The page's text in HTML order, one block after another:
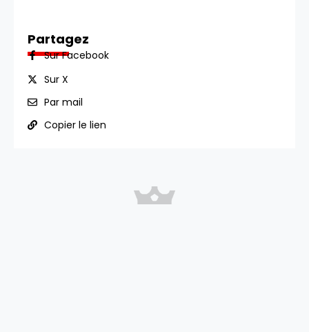
Partagez
Sur Facebook
Sur X
Par mail
Copier le lien